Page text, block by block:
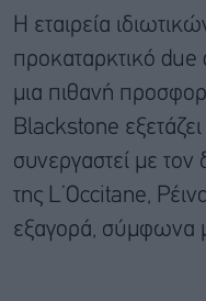
Η εταιρεία
προκαταρκτικό
μια πιθανή
Blackstone
συνεργαστεί με
της L’Occitane,
εξαγορά, σύμφωνα